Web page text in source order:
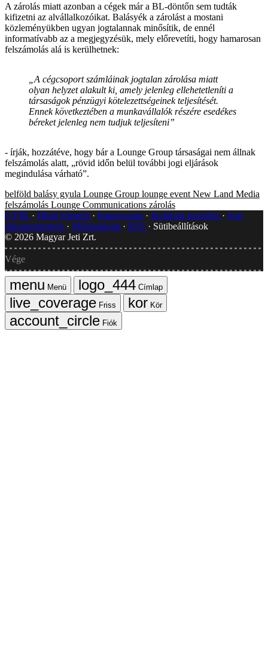
A zárolás miatt azonban a cégek már a BL-döntőn sem tudták
kifizetni az alvállalkozóikat. Balásyék a zárolást a mostani
közleményükben ugyan jogtalannak minősítik, de ennél
informatívabb az a megjegyzésük, mely előrevetíti, hogy hamarosan
felszámolás alá is kerülhetnek:
„A cégcsoport számláinak jogtalan zárolása miatt
olyan helyzet alakult ki, amely jelenleg ellehetetleníti a
társaságok pénzügyi kötelezettségeinek teljesítését.
Ennek következtében a munkavállalók részére esedékes
béreket jelenleg nem tudjuk teljesíteni”
- írják, hozzátéve, hogy bár a Lounge Group társaságai nem állnak
felszámolás alatt, „rövid időn belül további jogi eljárások
megindulása várható”.
belföld balásy gyula Lounge Group lounge event New Land Media
felszámolás Lounge Communications zárolás
GYIK
Hibát jelentek Impresszum Javítások kezelése
Jogi
dokumentumok
Médiaajánlat RSS
Sütibeállítások
© 2026 Magyar Jeti Zrt.
Vége
Menü
Címlap
Friss
Kör
Fiók